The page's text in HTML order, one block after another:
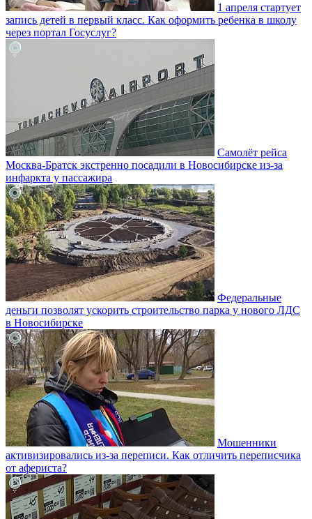
1 апреля стартует
запись детей в первый класс. Как оформить ребенка в школу
через портал Госуслуг?
Самолёт рейса
Москва-Братск экстренно посадили в Новосибирске из-за
инфаркта у пассажира
Федеральные
деньги позволят ускорить строительство парка у нового ЛДС
в Новосибирске
Мошенники
активизировались из-за переписи. Как отличить переписчика
от афериста?